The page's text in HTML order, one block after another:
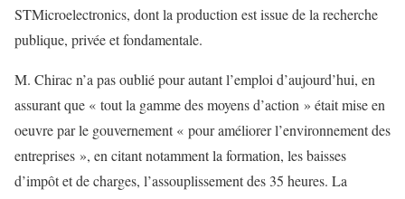
STMicroelectronics, dont la production est issue de la recherche
publique, privée et fondamentale.
M. Chirac n’a pas oublié pour autant l’emploi d’aujourd’hui, en
assurant que « tout la gamme des moyens d’action » était mise en
oeuvre par le gouvernement « pour améliorer l’environnement des
entreprises », en citant notamment la formation, les baisses
d’impôt et de charges, l’assouplissement des 35 heures. La